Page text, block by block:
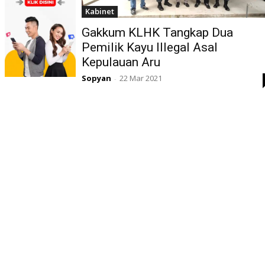
Kabinet
Gakkum KLHK Tangkap Dua
Pemilik Kayu Illegal Asal
Kepulauan Aru
Sopyan - 22 Mar 2021